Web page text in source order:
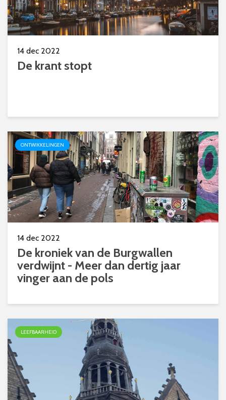
14 dec 2022
De krant stopt
ONTWIKKELINGEN
14 dec 2022
De kroniek van de Burgwallen
verdwijnt - Meer dan dertig jaar
vinger aan de pols
LEEFBAARHEID